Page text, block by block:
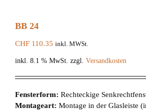
BB 24
CHF 110.35 inkl. MWSt.
inkl. 8.1 % MwSt. zzgl. Versandkosten
Fensterform: Rechteckige
Montageart: Montage in der Glasleiste